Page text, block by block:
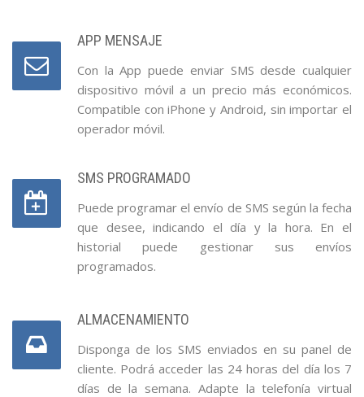
APP MENSAJE
Con la App puede enviar SMS desde cualquier
dispositivo móvil a un precio más económicos.
Compatible con iPhone y Android, sin importar el
operador móvil.
SMS PROGRAMADO
Puede programar el envío de SMS según la fecha
que desee, indicando el día y la hora. En el
historial puede gestionar sus envíos
programados.
ALMACENAMIENTO
Disponga de los SMS enviados en su panel de
cliente. Podrá acceder las 24 horas del día los 7
días de la semana. Adapte la telefonía virtual